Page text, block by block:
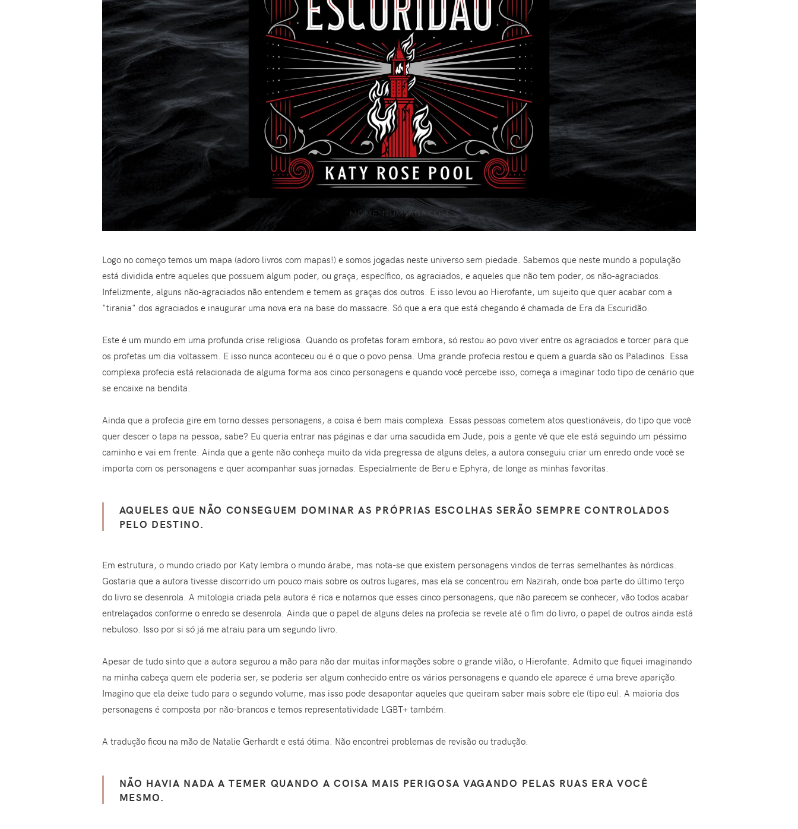
Logo no começo temos um mapa (adoro livros com mapas!) e somos jogadas neste universo sem piedade. Sabemos que neste mundo a população
está dividida entre aqueles que possuem algum poder, ou graça, específico, os agraciados, e aqueles que não tem poder, os não-agraciados.
Infelizmente, alguns não-agraciados não entendem e temem as graças dos outros. E isso levou ao Hierofante, um sujeito que quer acabar com a
"tirania" dos agraciados e inaugurar uma nova era na base do massacre. Só que a era que está chegando é chamada de Era da Escuridão.
Este é um mundo em uma profunda crise religiosa. Quando os profetas foram embora, só restou ao povo viver entre os agraciados e torcer para que
os profetas um dia voltassem. E isso nunca aconteceu ou é o que o povo pensa. Uma grande profecia restou e quem a guarda são os Paladinos. Essa
complexa profecia está relacionada de alguma forma aos cinco personagens e quando você percebe isso, começa a imaginar todo tipo de cenário que
se encaixe na bendita.
Ainda que a profecia gire em torno desses personagens, a coisa é bem mais complexa. Essas pessoas cometem atos questionáveis, do tipo que você
quer descer o tapa na pessoa, sabe? Eu queria entrar nas páginas e dar uma sacudida em Jude, pois a gente vê que ele está seguindo um péssimo
caminho e vai em frente. Ainda que a gente não conheça muito da vida pregressa de alguns deles, a autora conseguiu criar um enredo onde você se
importa com os personagens e quer acompanhar suas jornadas. Especialmente de Beru e Ephyra, de longe as minhas favoritas.
AQUELES QUE NÃO CONSEGUEM DOMINAR AS PRÓPRIAS ESCOLHAS SERÃO SEMPRE CONTROLADOS
PELO DESTINO.
Em estrutura, o mundo criado por Katy lembra o mundo árabe, mas nota-se que existem personagens vindos de terras semelhantes às nórdicas.
Gostaria que a autora tivesse discorrido um pouco mais sobre os outros lugares, mas ela se concentrou em Nazirah, onde boa parte do último terço
do livro se desenrola. A mitologia criada pela autora é rica e notamos que esses cinco personagens, que não parecem se conhecer, vão todos acabar
entrelaçados conforme o enredo se desenrola. Ainda que o papel de alguns deles na profecia se revele até o fim do livro, o papel de outros ainda está
nebuloso. Isso por si só já me atraiu para um segundo livro.
Apesar de tudo sinto que a autora segurou a mão para não dar muitas informações sobre o grande vilão, o Hierofante. Admito que fiquei imaginando
na minha cabeça quem ele poderia ser, se poderia ser algum conhecido entre os vários personagens e quando ele aparece é uma breve aparição.
Imagino que ela deixe tudo para o segundo volume, mas isso pode desapontar aqueles que queiram saber mais sobre ele (tipo eu). A maioria dos
personagens é composta por não-brancos e temos representatividade LGBT+ também.
A tradução ficou na mão de Natalie Gerhardt e está ótima. Não encontrei problemas de revisão ou tradução.
NÃO HAVIA NADA A TEMER QUANDO A COISA MAIS PERIGOSA VAGANDO PELAS RUAS ERA VOCÊ
MESMO.